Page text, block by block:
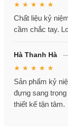
★ ★ ★ ★ ★
Chất liệu kỷ
cầm chắc tay.
Hà Thanh Hà
★ ★ ★ ★ ★
Sản phẩm kỷ
đựng sang
thiết kế tận tâm.